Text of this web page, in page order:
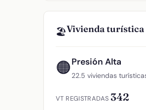
🏖️Vivienda turística
🟠Presión Alta
22.5 viviendas
VT REGISTRADAS 342